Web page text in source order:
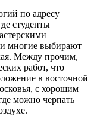
по адресу
студенты
многие выбирают
Между прочим,
работ, что
в восточной
с хорошим
можно черпать